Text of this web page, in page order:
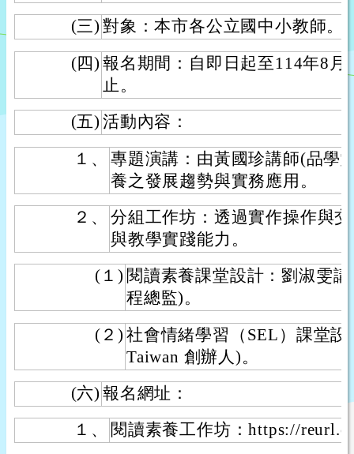
(三) 對象：本市各公立國中小教師。
(四) 報名期間：自即日起至114年8
止。
(五) 活動內容：
１、
專題演講：由黃國珍講師(品學
養之發展趨勢與實務應用。
２、
分組工作坊：透過實作操作與
與教學實踐能力。
(１) 閱讀素養課堂設計：劉淑雯
程總監)。
(２) 社會情緒學習（SEL）課堂
Taiwan 創辦人)。
(六) 報名網址：
１、
閱讀素養工作坊：https://